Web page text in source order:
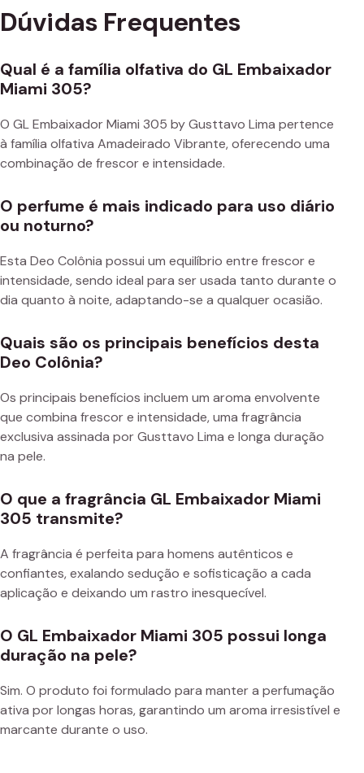
Dúvidas Frequentes
Qual é a família olfativa do GL Embaixador
Miami 305?
O GL Embaixador Miami 305 by Gusttavo Lima pertence
à família olfativa Amadeirado Vibrante, oferecendo uma
combinação de frescor e intensidade.
O perfume é mais indicado para uso diário
ou noturno?
Esta Deo Colônia possui um equilíbrio entre frescor e
intensidade, sendo ideal para ser usada tanto durante o
dia quanto à noite, adaptando-se a qualquer ocasião.
Quais são os principais benefícios desta
Deo Colônia?
Os principais benefícios incluem um aroma envolvente
que combina frescor e intensidade, uma fragrância
exclusiva assinada por Gusttavo Lima e longa duração
na pele.
O que a fragrância GL Embaixador Miami
305 transmite?
A fragrância é perfeita para homens autênticos e
confiantes, exalando sedução e sofisticação a cada
aplicação e deixando um rastro inesquecível.
O GL Embaixador Miami 305 possui longa
duração na pele?
Sim. O produto foi formulado para manter a perfumação
ativa por longas horas, garantindo um aroma irresistível e
marcante durante o uso.